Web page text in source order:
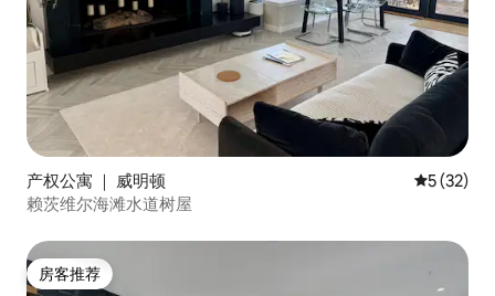
产权公寓 ｜ 威明顿 平均评分
5 (32)
赖茨维尔海滩水道树屋
房客推荐
房客推荐